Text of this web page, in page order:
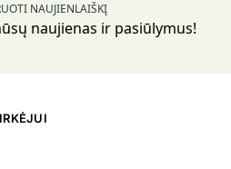
NAUJIENLAIŠKĮ
naujienas ir pasiūlymus!